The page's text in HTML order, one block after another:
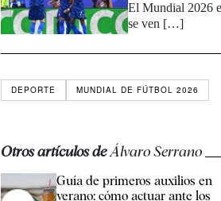
El Mundial 2026
se ven […]
DEPORTE MUNDIAL DE FÚTBOL 2026
Otros artículos deÁlvaro Serrano
Guía de primeros auxilios en
verano: cómo actuar ante los